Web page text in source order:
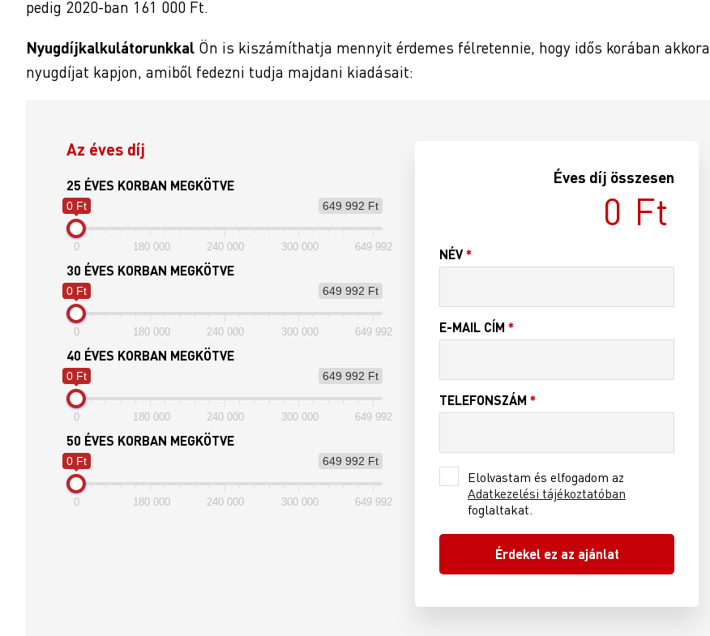
pedig 2020-ban 161 000 Ft.
Nyugdíjkalkulátorunkkal Ön is kiszámíthatja mennyit érdemes félretennie, hogy idős korában akkora
nyugdíjat kapjon, amiből fedezni tudja majdani kiadásait:
Az éves díj
25 ÉVES KORBAN MEGKÖTVE
649 992 Ft
0 Ft
0 180 000 240 000 300 000 649 992
30 ÉVES KORBAN MEGKÖTVE
649 992 Ft
0 Ft
0 180 000 240 000 300 000 649 992
40 ÉVES KORBAN MEGKÖTVE
649 992 Ft
0 Ft
0 180 000 240 000 300 000 649 992
50 ÉVES KORBAN MEGKÖTVE
649 992 Ft
0 Ft
0 180 000 240 000 300 000 649 992
Éves díj összesen
NÉV*
E-MAIL CÍM *
TELEFONSZÁM *
Elolvastam és elfogadom az
Adatkezelési tájékoztatóban
foglaltakat.